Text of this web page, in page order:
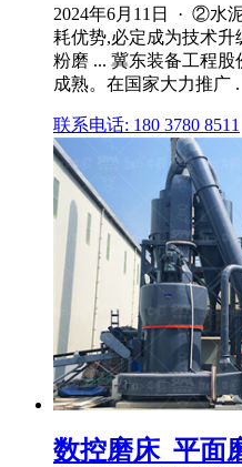
2024年6月11日 · ②水
耗优势,必定成为技术
粉磨 ... 冀东装备工程
成熟。在国家大力推广 .
联系电话: 180 3780 8511
数控磨床_平面